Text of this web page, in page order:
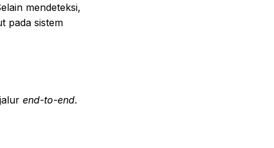
mendeteksi,
pada sistem
end-to-end.